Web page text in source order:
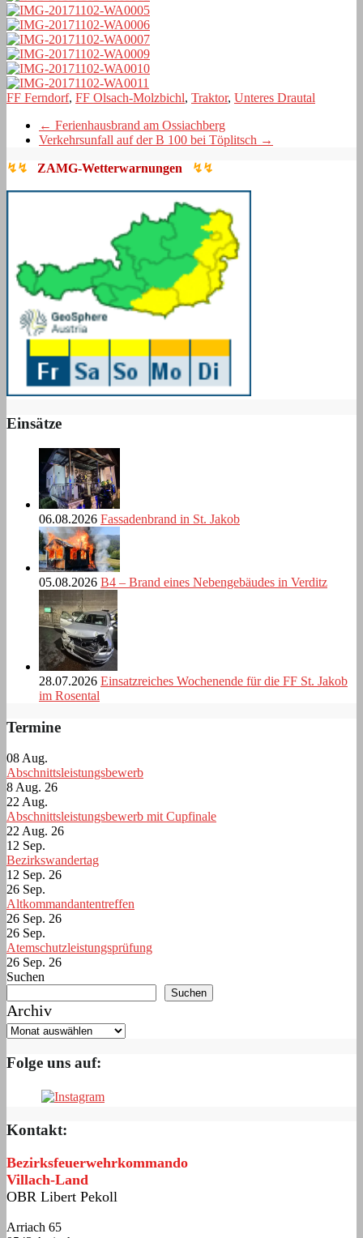
FF Ferndorf, FF Olsach-Molzbichl, Traktor, Unteres Drautal
← Ferienhausbrand am Ossiachberg
Verkehrsunfall auf der B 100 bei Töplitsch →
↯↯ ZAMG-Wetterwarnungen ↯↯
Einsätze
06.08.2026 Fassadenbrand in St. Jakob
05.08.2026 B4 – Brand eines Nebengebäudes in Verditz
28.07.2026 Einsatzreiches Wochenende für die FF St. Jakob
im Rosental
Termine
08 Aug.
Abschnittsleistungsbewerb
8 Aug. 26
22 Aug.
Abschnittsleistungsbewerb mit Cupfinale
22 Aug. 26
12 Sep.
Bezirkswandertag
12 Sep. 26
26 Sep.
Altkommandantentreffen
26 Sep. 26
26 Sep.
Atemschutzleistungsprüfung
26 Sep. 26
Suchen
Suchen
Archiv
Folge uns auf:
Kontakt:
Bezirksfeuerwehrkommando
Villach-Land
OBR Libert Pekoll
Arriach 65